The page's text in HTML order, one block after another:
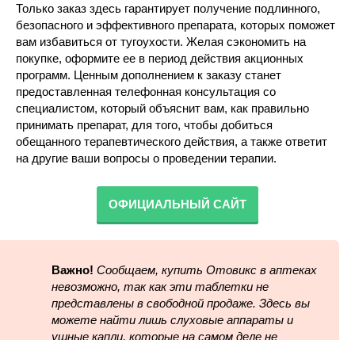
Только заказ здесь гарантирует получение подлинного,
безопасного и эффективного препарата, которых поможет
вам избавиться от тугоухости. Желая сэкономить на
покупке, оформите ее в период действия акционных
программ. Ценным дополнением к заказу станет
предоставленная телефонная консультация со
специалистом, который объяснит вам, как правильно
принимать препарат, для того, чтобы добиться
обещанного терапевтического действия, а также ответит
на другие ваши вопросы о проведении терапии.
ОФИЦИАЛЬНЫЙ САЙТ
Важно! Сообщаем, купить Отовикс в аптеках
невозможно, так как эти таблетки не
представлены в свободной продаже. Здесь вы
можете найти лишь слуховые аппараты и
ушные капли, которые на самом деле не